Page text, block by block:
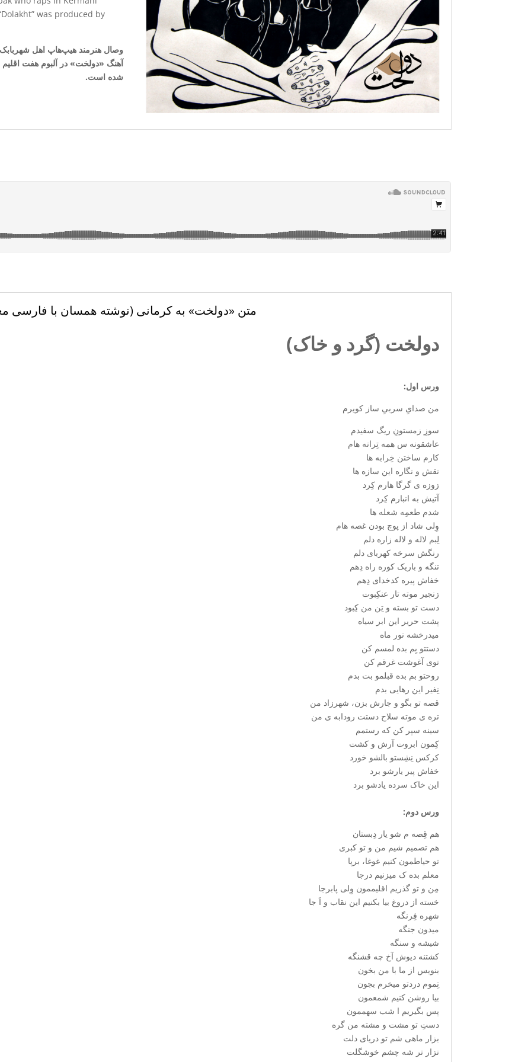
was produced by
وصال هنرمند هیپ‌هاپ اهل
آهنگ «دولخت» در آلبوم هفت
شده است.
متن «دولخت» به کرمانی (نوشته همسان با فارسی
دولخت (گرد و خاک)
ورس اول:
من صدایِ سربیِ ساز کویرم
سوزِ زمستونِ ریگ سفیدم
عاشقونه س همه تِرانه هام
کارم ساختن خِرابه ها
نقش و نگاره این سازه ها
زوزه ی گرگا هارم کِرد
آتیش به انبارم کِرد
شدم طعمِه شعله ها
وِلی شاد از پوچ بودن غصه هام
لِبم لاله و لاله زاره دلم
رنگش سرخه کهربای دلم
تنگه و باریک کوره راه دِهم
خفاش پیره کدخدای دِهم
زنجیر موته تار عنکِبوت
دست تو بسته و تِن من کِبود
پشت حریر این ابر سیاه
میدرخشه نور ماه
دستتو بِم بده لمسم کن
توی آغوشت غرقم کن
روحتو بم بده قبلمو بت بدم
نِفیر این رهایی بدم
قصه تو بگو و جارش بزن، شهرزاد من
تره ی موته سلاح دستت رودابه ی من
سینه سپر کن که رستمم
کِمون ابروت آرش و کشت
کرکس نِشِستو بالشو خورد
خفاش پیر یارشو برد
این خاک سرده یادشو برد
ورس دوم:
هم قِصه م شو یار دِبستان
هم تصمیم شیم من و تو کبری
تو حیاطمون کنیم غوغا، برپا
معلم بده ک میزنیم درجا
مِن و تو گذریم اقلیممون وِلی پابرجا
خسته از دروغ بیا بکنیم این نقاب و اَ جا
شهره فِرنگه
میدون جنگه
شیشه و سنگه
کشتنه دیوش آخ چه قشنگه
بنویس از ما با من بخون
تِموم دردتو میخرم بجون
بیا روشن کنیم شمعمون
پس بگیریم ا شب سهممون
دستِ تو مشت و مشته من گره
بزار ماهی شم تو دریای دلت
نزار تر شه چشم خوشگلت